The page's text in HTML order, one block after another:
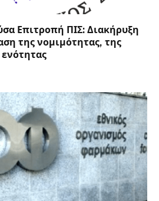
Επιτροπή ΠΙΣ: Διακήρυξη
της νομιμότητας, της